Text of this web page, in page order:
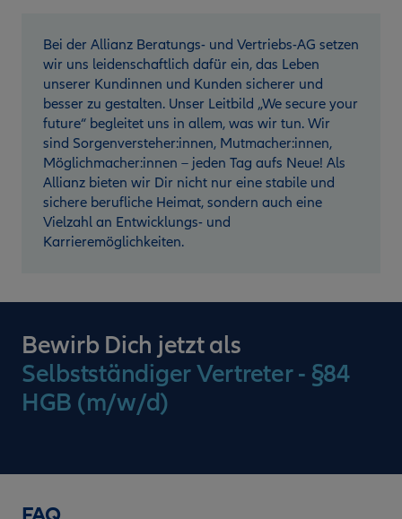
Bei der Allianz Beratungs- und Vertriebs-AG setzen
wir uns leidenschaftlich dafür ein, das Leben
unserer Kundinnen und Kunden sicherer und
besser zu gestalten. Unser Leitbild „We secure your
future“ begleitet uns in allem, was wir tun. Wir
sind Sorgenversteher:innen, Mutmacher:innen,
Möglichmacher:innen – jeden Tag aufs Neue! Als
Allianz bieten wir Dir nicht nur eine stabile und
sichere berufliche Heimat, sondern auch eine
Vielzahl an Entwicklungs- und
Karrieremöglichkeiten.
Bewirb Dich jetzt als
Selbstständiger Vertreter - §84
HGB (m/w/d)